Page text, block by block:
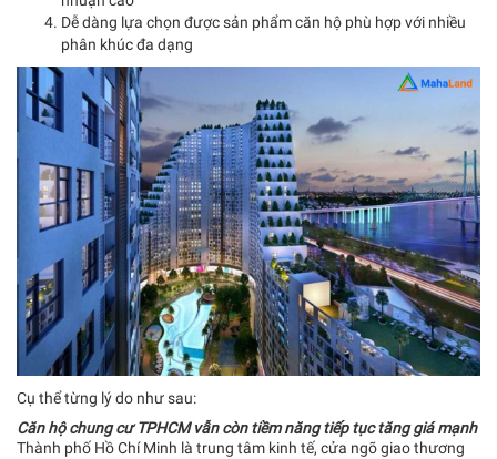
Dễ dàng lựa chọn được sản phẩm căn hộ phù hợp với nhiều
phân khúc đa dạng
Cụ thể từng lý do như sau:
Căn hộ chung cư TPHCM vẫn còn tiềm năng tiếp tục tăng giá mạnh
Thành phố Hồ Chí Minh là trung tâm kinh tế, cửa ngõ giao thương